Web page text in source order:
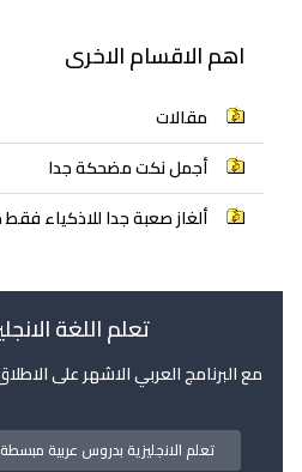
اهم الاقسام الاخرى
مقالات
أجمل نكت مضحكة جدا
ألغاز صعبة جدا للاذكياء
تعلم اللغة
مع البرنامج العربي الاشهر على الاطلاق وبأكثر
تعلم الانجليزية بدروس عربية